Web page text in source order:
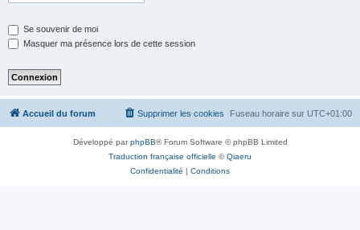
Se souvenir de moi
Masquer ma présence lors de cette session
Accueil du forum Fuseau horaire sur UTC+01:00
Supprimer les cookies
Développé parphpBB® Forum Software © phpBB Limited
Traduction française officielle ©Qiaeru
Confidentialité | Conditions